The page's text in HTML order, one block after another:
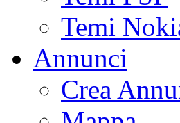
Temi
Annunci
Crea